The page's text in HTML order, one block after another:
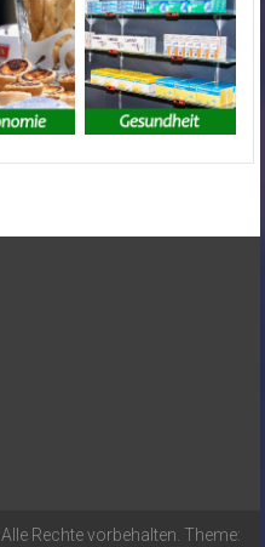
. Alle Rechte vorbehalten. Theme: